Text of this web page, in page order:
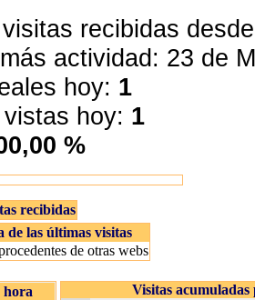
recibidas
actividad: 23 de
hoy: 1
hoy: 1
%
recibidas
de las últimas visitas
de otras webs
hora
Visitas